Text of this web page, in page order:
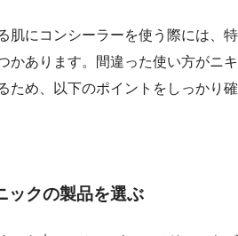
肌にコンシーラーを使う際には、特
かあります。間違った使い方がニキ
ため、以下のポイントをしっかり確
ックの製品を選ぶ